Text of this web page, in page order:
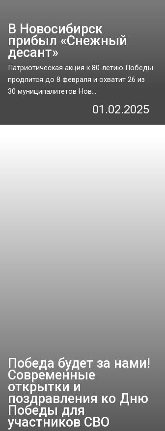
В Новосибирск
прибыл «Снежный
десант»
Патриотическая акция к 80-летию Победы
продлится до 8 февраля и охватит 26 из
30 муниципалитетов Нов...
01.02.2025
Победа будет за нами!
Современные
открытки и
поздравления ко Дню
Победы для
участников СВО